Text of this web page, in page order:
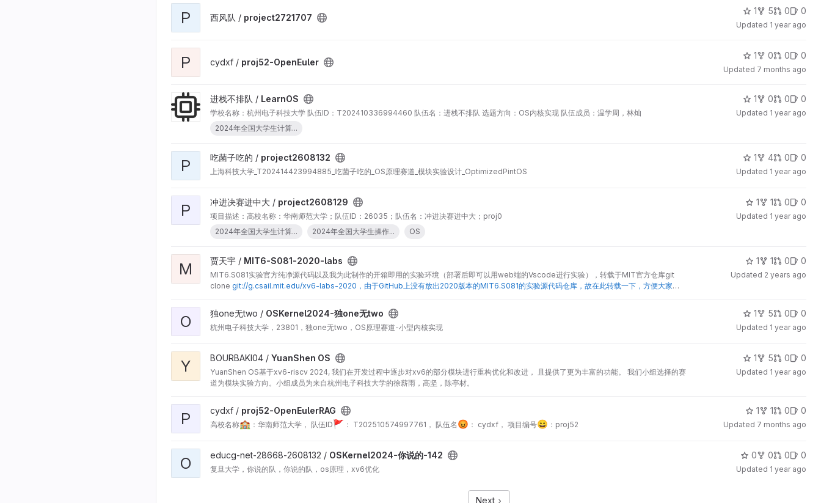
P 西风队 / project2721707
1 5 0 0
Updated 1 year ago
P cydxf / proj52-OpenEuler
1 0 0 0
Updated 7 months ago
进栈不排队 / LearnOS
学校名称：杭州电子科技大学 队伍ID：T202410336994460 队伍名：进栈不排队 选题方向：OS内核实现 队伍成员：温学周，林灿
2024年全国大学生计算...
1 0 0 0
Updated 1 year ago
P 吃菌子吃的 / project2608132
上海科技大学_T202414423994885_吃菌子吃的_OS原理赛道_模块实验设计_OptimizedPintOS
1 4 0 0
Updated 1 year ago
P 冲进决赛进中大 / project2608129
项目描述：高校名称：华南师范大学；队伍ID：26035；队伍名：冲进决赛进中大；proj0
2024年全国大学生计算...
2024年全国大学生操作... OS
1 1 0 0
Updated 1 year ago
M 贾天宇 / MIT6-S081-2020-labs
MIT6.S081实验官方纯净源代码以及我为此制作的开箱即用的实验环境（部署后即可以用web端的Vscode进行实验），转载于MIT官方仓库git
clone git://g.csail.mit.edu/xv6-labs-2020，由于GitHub上没有放出2020版本的MIT6.S081的实验源代码仓库，故在此转载一下，方便大家
1 1 0 0
Updated 2 years ago
O 独one无two / OSKernel2024-独one无two
杭州电子科技大学，23801，独one无two，OS原理赛道-小型内核实现
1 5 0 0
Updated 1 year ago
Y BOURBAKI04 / YuanShen OS
YuanShen OS基于xv6-riscv 2024, 我们在开发过程中逐步对xv6的部分模块进行重构优化和改进， 且提供了更为丰富的功能。 我们小组选择的赛
道为模块实验方向。小组成员为来自杭州电子科技大学的徐薪雨，高坚，陈亭材。
1 5 0 0
Updated 1 year ago
P cydxf / proj52-OpenEulerRAG
高校名称🏫 ：华南师范大学， 队伍ID🚩 ： T202510574997761， 队伍名 😡 ： cydxf， 项目编号😄 ：proj52
1 1 0 0
Updated 7 months ago
O educg-net-28668-2608132 / OSKernel2024-你说的-142
复旦大学，你说的队，你说的队，os原理，xv6优化
0 0 0 0
Updated 1 year ago
Next